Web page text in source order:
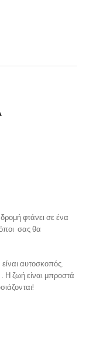
φτάνει σε ένα
σας θα
είναι αυτοσκοπός.
. Η ζωή είναι μπροστά